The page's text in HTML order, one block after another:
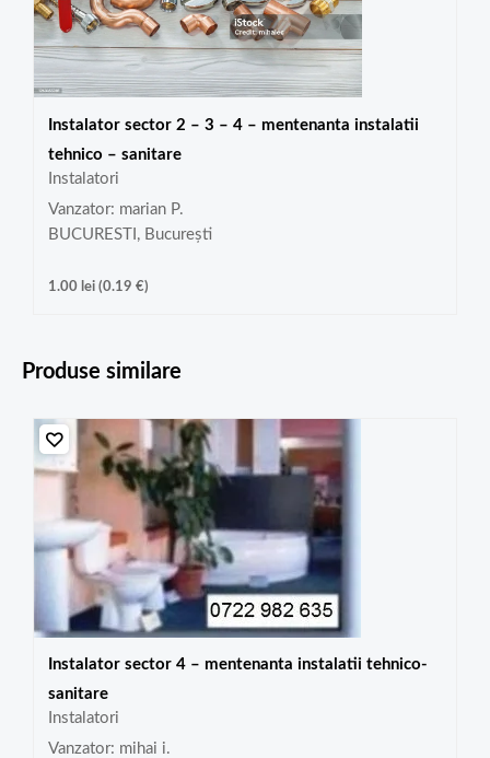
Instalator sector 2 – 3 – 4 – mentenanta instalatii
tehnico – sanitare
Instalatori
Vanzator: marian P.
BUCURESTI, București
1.00 lei(0.19 €)
Produse similare
Instalator sector 4 – mentenanta instalatii tehnico-
sanitare
Instalatori
Vanzator: mihai i.